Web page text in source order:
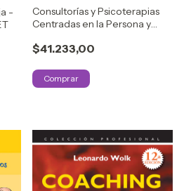
-
Consultorías y Psicoterapias
Centradas en la Persona y
$41.233,00